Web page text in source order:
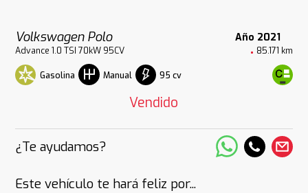
Volkswagen Polo Año 2021
Advance 1.0 TSI 70kW 95CV 85.171 km
Gasolina Manual 95 cv
Vendido
¿Te ayudamos?
Este vehículo te hará feliz por...